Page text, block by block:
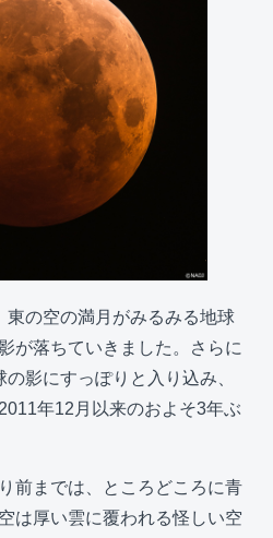
東の空の満月がみるみる地球
が落ちていきました。さらに
影にすっぽりと入り込み、
年12月以来のおよそ3年ぶ
前までは、ところどころに青
は厚い雲に覆われる怪しい空